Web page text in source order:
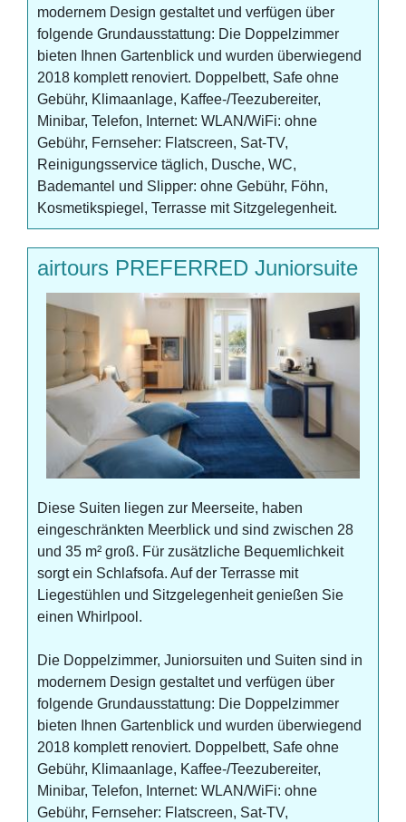
modernem Design gestaltet und verfügen über
folgende Grundausstattung: Die Doppelzimmer
bieten Ihnen Gartenblick und wurden überwiegend
2018 komplett renoviert. Doppelbett, Safe ohne
Gebühr, Klimaanlage, Kaffee-/Teezubereiter,
Minibar, Telefon, Internet: WLAN/WiFi: ohne
Gebühr, Fernseher: Flatscreen, Sat-TV,
Reinigungsservice täglich, Dusche, WC,
Bademantel und Slipper: ohne Gebühr, Föhn,
Kosmetikspiegel, Terrasse mit Sitzgelegenheit.
airtours PREFERRED Juniorsuite
Diese Suiten liegen zur Meerseite, haben
eingeschränkten Meerblick und sind zwischen 28
und 35 m² groß. Für zusätzliche Bequemlichkeit
sorgt ein Schlafsofa. Auf der Terrasse mit
Liegestühlen und Sitzgelegenheit genießen Sie
einen Whirlpool.
Die Doppelzimmer, Juniorsuiten und Suiten sind in
modernem Design gestaltet und verfügen über
folgende Grundausstattung: Die Doppelzimmer
bieten Ihnen Gartenblick und wurden überwiegend
2018 komplett renoviert. Doppelbett, Safe ohne
Gebühr, Klimaanlage, Kaffee-/Teezubereiter,
Minibar, Telefon, Internet: WLAN/WiFi: ohne
Gebühr, Fernseher: Flatscreen, Sat-TV,